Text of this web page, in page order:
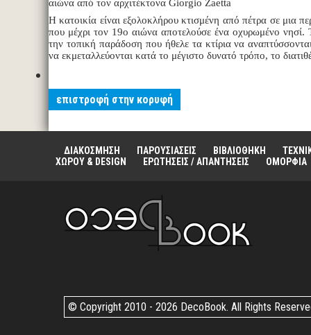
αιώνα από τον αρχιτέκτονα Giorgio Zaetta
Η κατοικία είναι εξολοκλήρου κτισμένη από πέτρα σε μια
που μέχρι τον 19ο αιώνα αποτελούσε ένα οχυρωμένο νησί.
την τοπική παράδοση που ήθελε τα κτίρια να
να εκμεταλλεύονται κατά το μέγιστο δυνατό τρόπο, το
επιστροφή στην κορυφή
ΔΙΑΚΟΣΜΗΣΗ ΠΑΡΟΥΣΙΑΣΕΙΣ ΒΙΒΛΙΟΘΗΚΗ
ΧΩΡΟΥ & DESIGN
ΕΡΩΤΗΣΕΙΣ / ΑΠΑΝΤΗΣΕΙΣ ΟΜΟΡΦΙΑ
© Copyright 2010 - 2026 DecoBook. All Rights